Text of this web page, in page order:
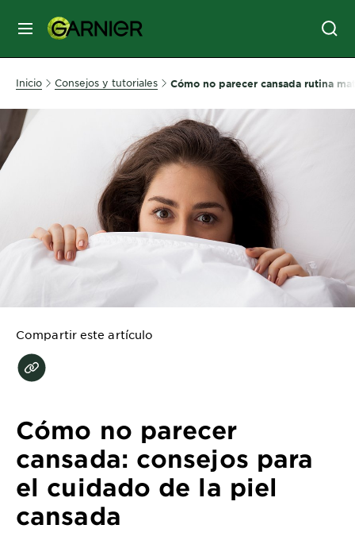
MENÚ
SKIN
HAIR
COLOR
TOOLS
EXPLORE
Garnier
Key
Ingredients
Beauty
Inicio Consejos y tutoriales Cómo no parecer cansada rutina
Compartir este artículo
Cómo no parecer
cansada: consejos para
el cuidado de la piel
cansada